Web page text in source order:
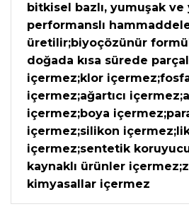
bitkisel bazlı, yumuşak ve
performanslı
üretilir;biyoçözünür
doğada kısa sürede
içermez;klor
içermez;ağartıcı
içermez;boya
içermez;silikon
içermez;sentetik
kaynaklı ürünler
kimyasallar içermez